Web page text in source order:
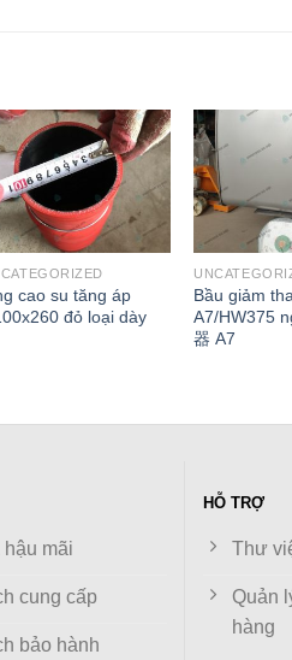
cao su tăng áp
đỏ loại dày
Bầu giảm
A7/HW375
器 A7
hậu mãi
cung cấp
bảo hành
HỖ TRỢ
Thư
Quản
hàng